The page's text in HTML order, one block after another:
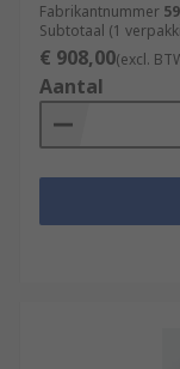
Fabrikantnummer
Subtotaal (1
€ 908,00(excl.
Aantal